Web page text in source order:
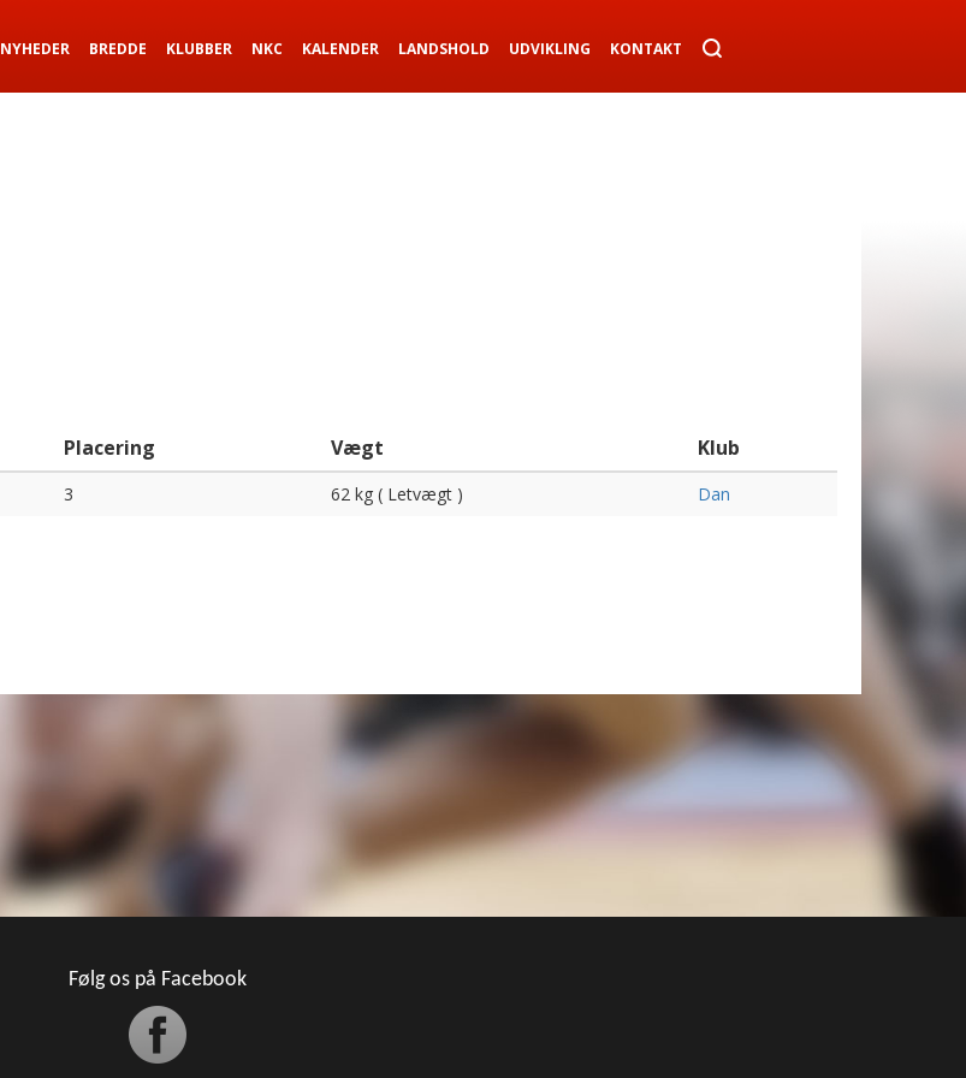
NYHEDER BREDDE KLUBBER NKC KALENDER LANDSHOLD UDVIKLING KONTAKT
Placering Vægt Klub
3 62 kg ( Letvægt ) Dan
Følg os på Facebook